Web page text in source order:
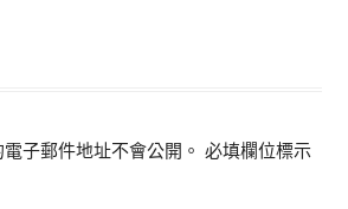
子郵件地址不會公開。 必填欄位標示